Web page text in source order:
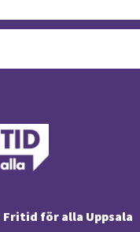
Fritid för alla Uppsala